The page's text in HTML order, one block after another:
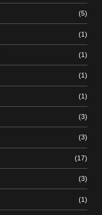
(5)
(1)
(1)
(1)
(1)
(3)
(3)
(17)
(3)
(1)